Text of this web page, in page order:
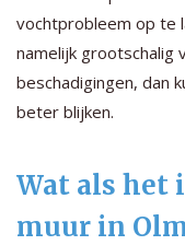
vochtprobleem op te
namelijk grootschalig
beschadigingen, dan
beter blijken.
Wat als het
muur in